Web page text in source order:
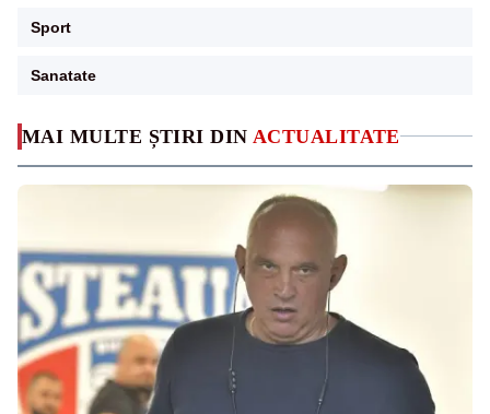
MAI MULTE ȘTIRI DIN ACTUALITATE
Sport
Sanatate